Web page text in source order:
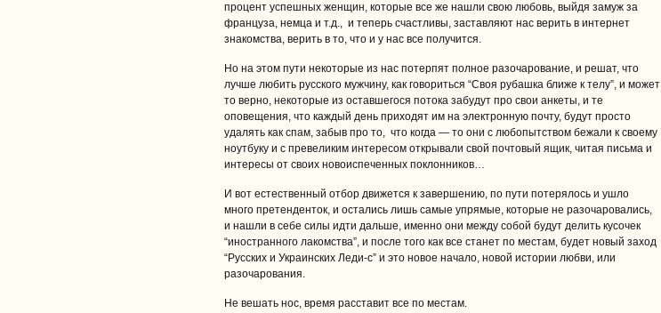
процент успешных женщин, которые все же нашли свою любовь, выйдя замуж за
француза, немца и т.д., и теперь счастливы, заставляют нас верить в интернет
знакомства, верить в то, что и у нас все получится.
Но на этом пути некоторые из нас потерпят полное разочарование, и решат, что
лучше любить русского мужчину, как говориться “Своя рубашка ближе к телу”, и может
то верно, некоторые из оставшегося потока забудут про свои анкеты, и те
оповещения, что каждый день приходят им на электронную почту, будут просто
удалять как спам, забыв про то, что когда — то они с любопытством бежали к своему
ноутбуку и с превеликим интересом открывали свой почтовый ящик, читая письма и
интересы от своих новоиспеченных поклонников…
И вот естественный отбор движется к завершению, по пути потерялось и ушло
много претенденток, и остались лишь самые упрямые, которые не разочаровались,
и нашли в себе силы идти дальше, именно они между собой будут делить кусочек
“иностранного лакомства”, и после того как все станет по местам, будет новый заход
“Русских и Украинских Леди-с” и это новое начало, новой истории любви, или
разочарования.
Не вешать нос, время расставит все по местам.